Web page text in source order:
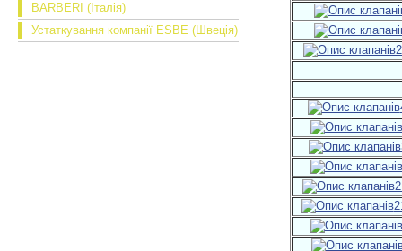
BARBERI (Італія)
Устаткування компанії ESBE (Швеція)